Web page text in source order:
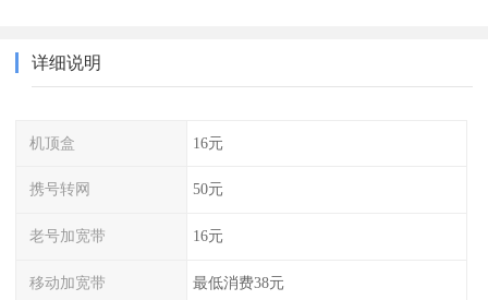
详细说明
机顶盒 16元
携号转网 50元
老号加宽带 16元
移动加宽带 最低消费38元